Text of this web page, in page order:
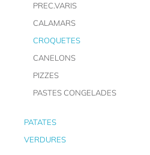
PREC.VARIS
CALAMARS
CROQUETES
CANELONS
PIZZES
PASTES CONGELADES
PATATES
VERDURES